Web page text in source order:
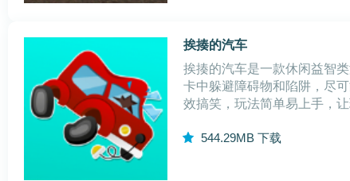
挨揍的汽车
挨揍的汽车是一款休闲益智
卡中躲避障碍物和陷阱，尽
效搞笑，玩法简单易上手，
我。挨揍的汽车游戏特性1.
觉享受。2.游戏中汽车种类繁
544.29MB 下载